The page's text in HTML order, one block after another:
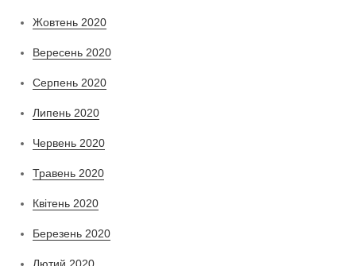
Жовтень 2020
Вересень 2020
Серпень 2020
Липень 2020
Червень 2020
Травень 2020
Квітень 2020
Березень 2020